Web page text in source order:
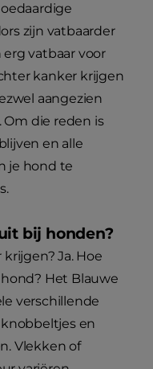
zijn vatbaarder
vatbaar voor
kanker krijgen
aangezien
Om die reden is
en alle
je hond te
bij honden?
Ja. Hoe
Het Blauwe
verschillende
en
Vlekken of